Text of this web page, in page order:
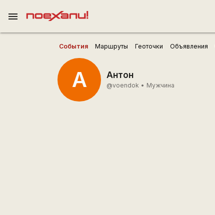
menu
События Маршруты Геоточки Объявления
А Антон
@voendok • Мужчина